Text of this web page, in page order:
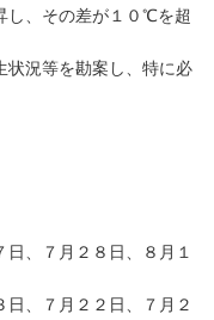
し、その差が１０℃を超
況等を勘案し、特に必
７月２８日、８月１
２２日、７月２